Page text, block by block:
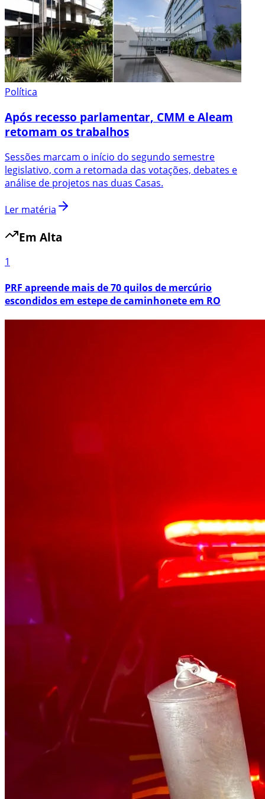
Política
Após recesso parlamentar, CMM e Aleam
retomam os trabalhos
Sessões marcam o início do segundo semestre
legislativo, com a retomada das votações, debates e
análise de projetos nas duas Casas.
Ler matéria
Em Alta
1
PRF apreende mais de 70 quilos de mercúrio
escondidos em estepe de caminhonete em RO